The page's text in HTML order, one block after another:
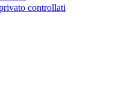
controllati